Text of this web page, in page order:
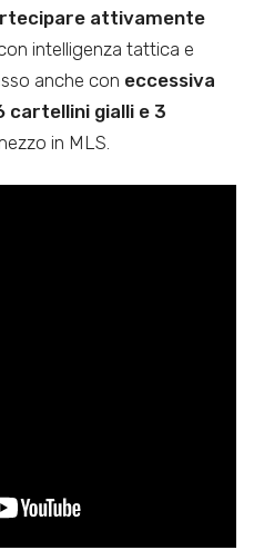
attivamente
intelligenza tattica e
anche con eccessiva
cartellini gialli e 3
in MLS.